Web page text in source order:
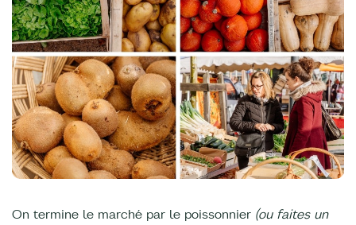
On termine le marché par le poissonnier (ou faites un